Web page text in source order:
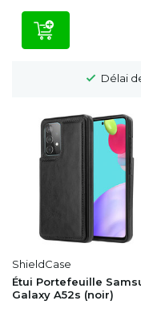
ShieldCase
Étui Portefeuille
Galaxy A52s (noir)